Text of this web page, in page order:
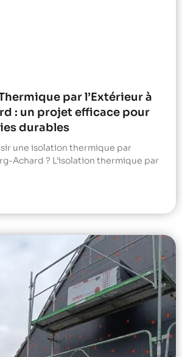
par l’Extérieur à
: un projet efficace pour
durables
une isolation thermique par
Achard ? L’isolation thermique par